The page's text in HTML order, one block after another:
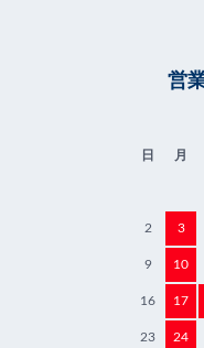
営
日 月
2 3
9 10
16 17
23 24